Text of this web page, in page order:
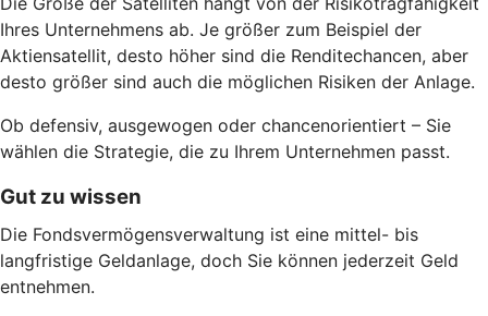
Ihres Unternehmens ab. Je größer zum Beispiel der
Aktiensatellit, desto höher sind die Renditechancen, aber
desto größer sind auch die möglichen Risiken der Anlage.
Ob defensiv, ausgewogen oder chancenorientiert – Sie
wählen die Strategie, die zu Ihrem Unternehmen passt.
Gut zu wissen
Die Fondsvermögensverwaltung ist eine mittel- bis
langfristige Geldanlage, doch Sie können jederzeit Geld
entnehmen.